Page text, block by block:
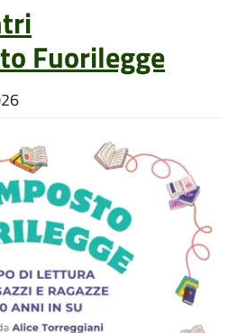
Fuorilegge